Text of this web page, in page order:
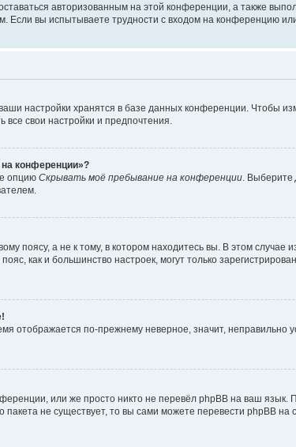
авторизованным на этой конференции, а также
Если вы испытываете трудности с входом на конференцию
настройки хранятся в базе данных конференции. Чтобы
все свои настройки и предпочтения.
на конференции»?
опцию Скрывать моё пребывание на конференции . Выберите
поясу, а не к тому, в котором находитесь вы. В этом случае
как и большинство настроек, могут только
отображается по-прежнему неверное, значит,
или же просто никто не перевёл phpBB на ваш
пакета не существует, то вы сами можете перевести phpBB